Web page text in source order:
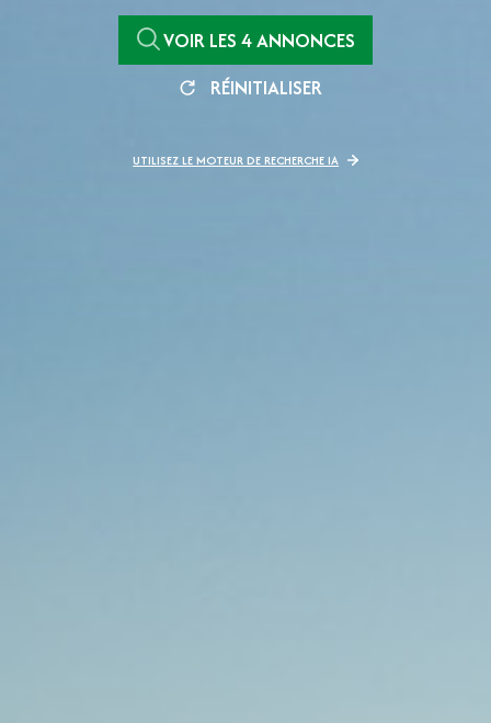
VOIR LES 4ANNONCES
RÉINITIALISER
UTILISEZ LE MOTEUR DE RECHERCHE IA